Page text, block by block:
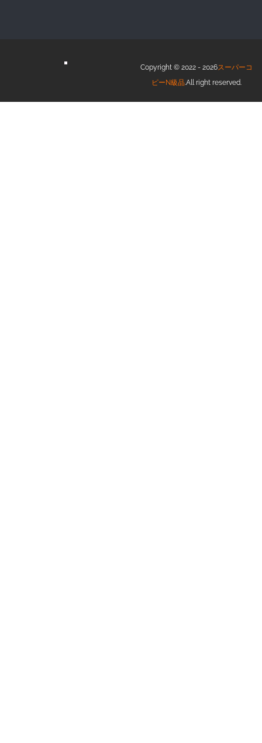
Copyright © 2022 - 2026スーパーコ
ピーN級品.All right reserved.